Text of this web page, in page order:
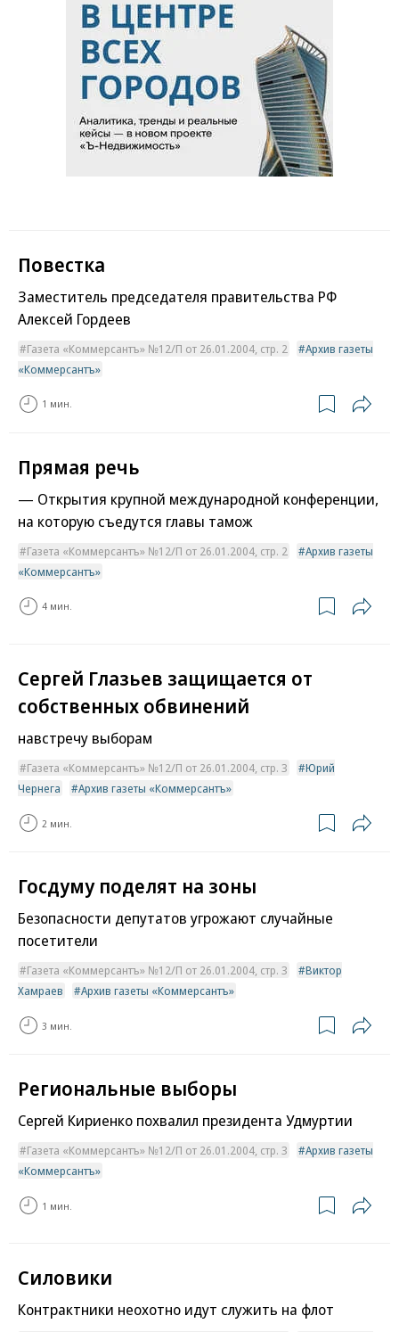
Повестка
Заместитель председателя правительства РФ
Алексей Гордеев
Газета «Коммерсантъ» №12/П от 26.01.2004, стр. 2
Архив газеты
«Коммерсантъ»
1 мин.
Прямая речь
— Открытия крупной международной конференции,
на которую съедутся главы тамож
Газета «Коммерсантъ» №12/П от 26.01.2004, стр. 2
Архив газеты
«Коммерсантъ»
4 мин.
Сергей Глазьев защищается от
собственных обвинений
навстречу выборам
Газета «Коммерсантъ» №12/П от 26.01.2004, стр. 3
Юрий
Чернега
Архив газеты «Коммерсантъ»
2 мин.
Госдуму поделят на зоны
Безопасности депутатов угрожают случайные
посетители
Газета «Коммерсантъ» №12/П от 26.01.2004, стр. 3
Виктор
Хамраев
Архив газеты «Коммерсантъ»
3 мин.
Региональные выборы
Сергей Кириенко похвалил президента Удмуртии
Газета «Коммерсантъ» №12/П от 26.01.2004, стр. 3
Архив газеты
«Коммерсантъ»
1 мин.
Силовики
Контрактники неохотно идут служить на флот